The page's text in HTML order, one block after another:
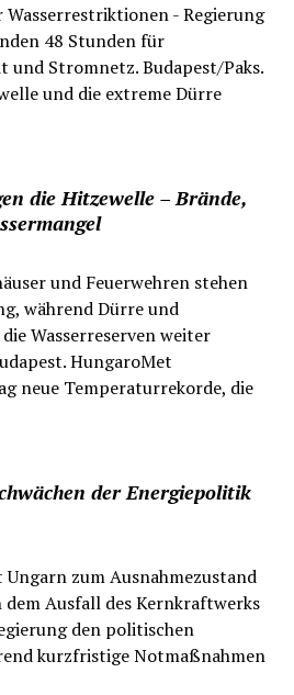
Wasserrestriktionen - Regierung
48 Stunden für
und Stromnetz. Budapest/Paks.
und die extreme Dürre
die Hitzewelle – Brände,
und Feuerwehren stehen
während Dürre und
Wasserreserven weiter
HungaroMet
neue Temperaturrekorde, die
der Energiepolitik
zum Ausnahmezustand
Ausfall des Kernkraftwerks
den politischen
kurzfristige Notmaßnahmen